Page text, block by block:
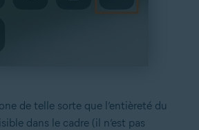
de telle sorte que l’entièreté du
dans le cadre (il n’est pas